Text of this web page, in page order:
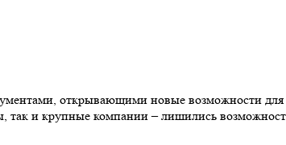
открывающими новые возможности для
так и крупные компании – лишились